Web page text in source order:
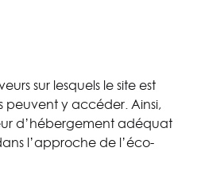
sur lesquels le site est
peuvent y accéder. Ainsi,
d’hébergement adéquat
l’approche de l’éco-